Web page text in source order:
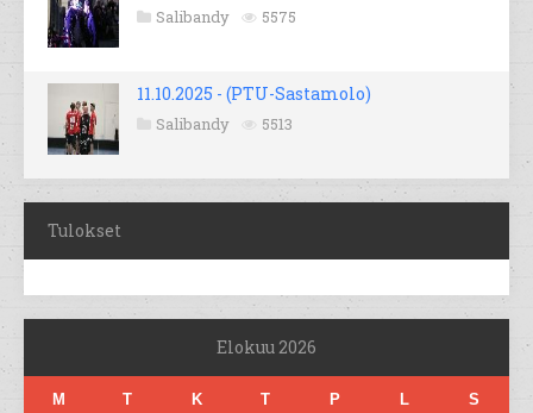
Salibandy 5575
11.10.2025 - (PTU-Sastamolo)
Salibandy 5513
Tulokset
Elokuu 2026
M T K T P L S